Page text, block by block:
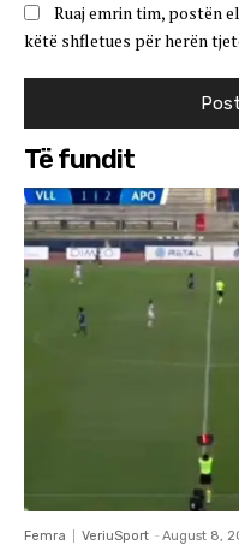
Ruaj emrin tim, postën
këtë shfletues për herën
Të fundit
Femra VeriuSport - August 8,